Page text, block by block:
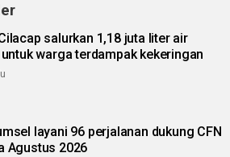
salurkan 1,18 juta liter air
warga terdampak kekeringan
layani 96 perjalanan dukung CFN
Agustus 2026